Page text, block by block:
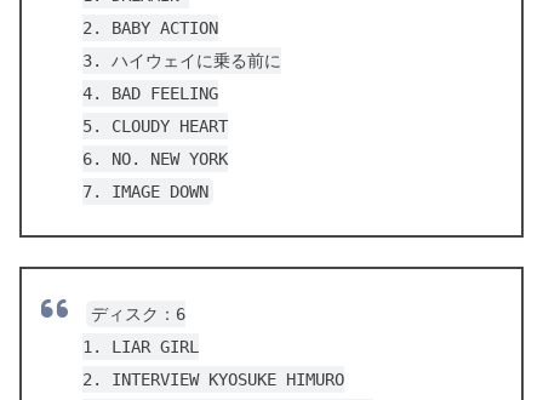
2. BABY ACTION
3. ハイウェイに乗る前に
4. BAD FEELING
5. CLOUDY HEART
6. NO. NEW YORK
7. IMAGE DOWN
ディスク：6
1. LIAR GIRL
2. INTERVIEW KYOSUKE HIMURO